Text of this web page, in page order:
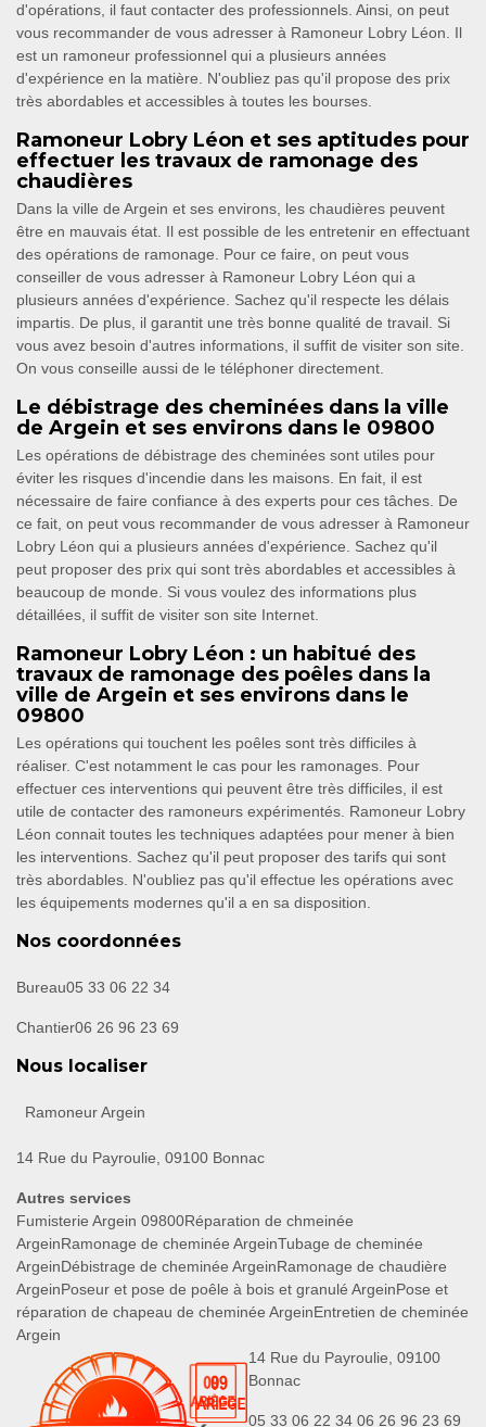
d'opérations, il faut contacter des professionnels. Ainsi, on peut
vous recommander de vous adresser à Ramoneur Lobry Léon. Il
est un ramoneur professionnel qui a plusieurs années
d'expérience en la matière. N'oubliez pas qu'il propose des prix
très abordables et accessibles à toutes les bourses.
Ramoneur Lobry Léon et ses aptitudes pour
effectuer les travaux de ramonage des
chaudières
Dans la ville de Argein et ses environs, les chaudières peuvent
être en mauvais état. Il est possible de les entretenir en effectuant
des opérations de ramonage. Pour ce faire, on peut vous
conseiller de vous adresser à Ramoneur Lobry Léon qui a
plusieurs années d'expérience. Sachez qu'il respecte les délais
impartis. De plus, il garantit une très bonne qualité de travail. Si
vous avez besoin d'autres informations, il suffit de visiter son site.
On vous conseille aussi de le téléphoner directement.
Le débistrage des cheminées dans la ville
de Argein et ses environs dans le 09800
Les opérations de débistrage des cheminées sont utiles pour
éviter les risques d'incendie dans les maisons. En fait, il est
nécessaire de faire confiance à des experts pour ces tâches. De
ce fait, on peut vous recommander de vous adresser à Ramoneur
Lobry Léon qui a plusieurs années d'expérience. Sachez qu'il
peut proposer des prix qui sont très abordables et accessibles à
beaucoup de monde. Si vous voulez des informations plus
détaillées, il suffit de visiter son site Internet.
Ramoneur Lobry Léon : un habitué des
travaux de ramonage des poêles dans la
ville de Argein et ses environs dans le
09800
Les opérations qui touchent les poêles sont très difficiles à
réaliser. C'est notamment le cas pour les ramonages. Pour
effectuer ces interventions qui peuvent être très difficiles, il est
utile de contacter des ramoneurs expérimentés. Ramoneur Lobry
Léon connait toutes les techniques adaptées pour mener à bien
les interventions. Sachez qu'il peut proposer des tarifs qui sont
très abordables. N'oubliez pas qu'il effectue les opérations avec
les équipements modernes qu'il a en sa disposition.
Nos coordonnées
Bureau05 33 06 22 34
Chantier06 26 96 23 69
Nous localiser
Ramoneur Argein
14 Rue du Payroulie, 09100 Bonnac
Autres services
Fumisterie Argein 09800Réparation de chmeinée
ArgeinRamonage de cheminée ArgeinTubage de cheminée
ArgeinDébistrage de cheminée ArgeinRamonage de chaudière
ArgeinPoseur et pose de poêle à bois et granulé ArgeinPose et
réparation de chapeau de cheminée ArgeinEntretien de cheminée
Argein
14 Rue du Payroulie, 09100
Bonnac
05 33 06 22 34 06 26 96 23 69